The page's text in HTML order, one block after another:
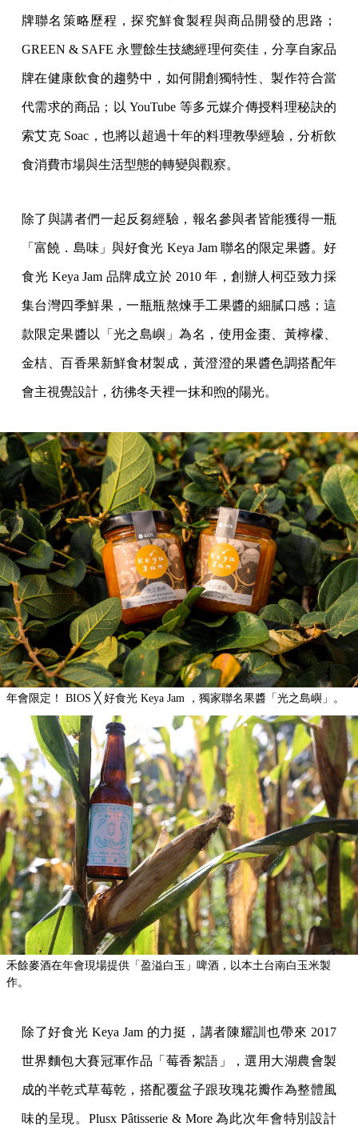
牌聯名策略歷程，探究鮮食製程與商品開發的思路；
GREEN & SAFE 永豐餘生技總經理何奕佳，分享自家品
牌在健康飲食的趨勢中，如何開創獨特性、製作符合當
代需求的商品；以 YouTube 等多元媒介傳授料理秘訣的
索艾克 Soac，也將以超過十年的料理教學經驗，分析飲
食消費市場與生活型態的轉變與觀察。
除了與講者們一起反芻經驗，報名參與者皆能獲得一瓶
「富饒．島味」與好食光 Keya Jam 聯名的限定果醬。好
食光 Keya Jam 品牌成立於 2010 年，創辦人柯亞致力採
集台灣四季鮮果，一瓶瓶熬煉手工果醬的細膩口感；這
款限定果醬以「光之島嶼」為名，使用金棗、黃檸檬、
金桔、百香果新鮮食材製成，黃澄澄的果醬色調搭配年
會主視覺設計，彷彿冬天裡一抹和煦的陽光。
年會限定！ BIOS ╳ 好食光 Keya Jam ，獨家聯名果醬「光之島嶼」。
禾餘麥酒在年會現場提供「盈溢白玉」啤酒，以本土台南白玉米製
作。
除了好食光 Keya Jam 的力挺，講者陳耀訓也帶來 2017
世界麵包大賽冠軍作品「莓香絮語」，選用大湖農會製
成的半乾式草莓乾，搭配覆盆子跟玫瑰花瓣作為整體風
味的呈現。Plusx Pâtisserie & More 為此次年會特別設計